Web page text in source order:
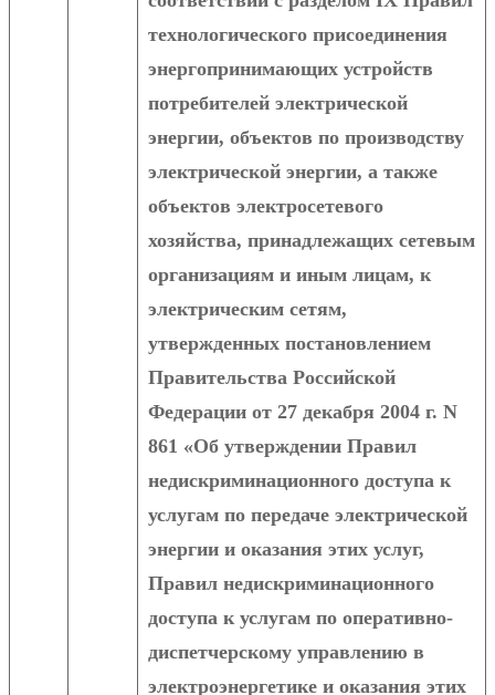
технологического присоединения
энергопринимающих устройств
потребителей электрической
энергии, объектов по производству
электрической энергии, а также
объектов электросетевого
хозяйства, принадлежащих сетевым
организациям и иным лицам, к
электрическим сетям,
утвержденных постановлением
Правительства Российской
Федерации от 27 декабря 2004 г. N
861 «Об утверждении Правил
недискриминационного доступа к
услугам по передаче электрической
энергии и оказания этих услуг,
Правил недискриминационного
доступа к услугам по оперативно-
диспетчерскому управлению в
электроэнергетике и оказания этих